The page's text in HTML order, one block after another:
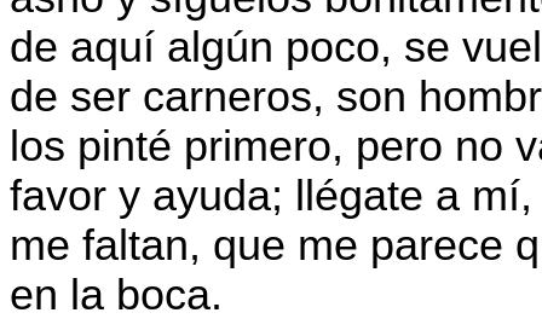
de aquí algún poco, se
de ser carneros, son
los pinté primero, pero no
favor y ayuda; llégate a
me faltan, que me parece
en la boca.